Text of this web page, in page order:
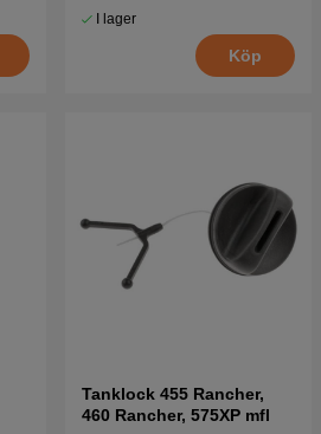
I lager
Köp
Tanklock 455 Rancher,
460 Rancher, 575XP mfl